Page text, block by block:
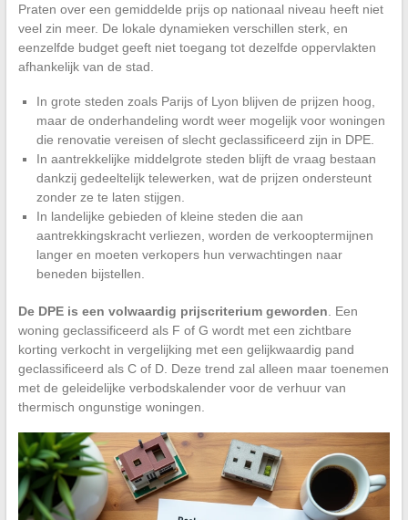
Praten over een gemiddelde prijs op nationaal niveau heeft niet
veel zin meer. De lokale dynamieken verschillen sterk, en
eenzelfde budget geeft niet toegang tot dezelfde oppervlakten
afhankelijk van de stad.
In grote steden zoals Parijs of Lyon blijven de prijzen hoog,
maar de onderhandeling wordt weer mogelijk voor woningen
die renovatie vereisen of slecht geclassificeerd zijn in DPE.
In aantrekkelijke middelgrote steden blijft de vraag bestaan
dankzij gedeeltelijk telewerken, wat de prijzen ondersteunt
zonder ze te laten stijgen.
In landelijke gebieden of kleine steden die aan
aantrekkingskracht verliezen, worden de verkooptermijnen
langer en moeten verkopers hun verwachtingen naar
beneden bijstellen.
De DPE is een volwaardig prijscriterium geworden . Een
woning geclassificeerd als F of G wordt met een zichtbare
korting verkocht in vergelijking met een gelijkwaardig pand
geclassificeerd als C of D. Deze trend zal alleen maar toenemen
met de geleidelijke verbodskalender voor de verhuur van
thermisch ongunstige woningen.